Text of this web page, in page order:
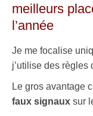
meilleurs
l’année
Je me focalise
j’utilise des règles
Le gros avantage
faux signaux sur